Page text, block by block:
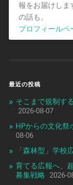
報をお届けしま
の話も。
プロフィールペ
最近の投稿
そこまで規制す
2026-08-07
HPからの文化祭
08-06
「森林型」学校
育てる広報へ、
募集戦略
2026-